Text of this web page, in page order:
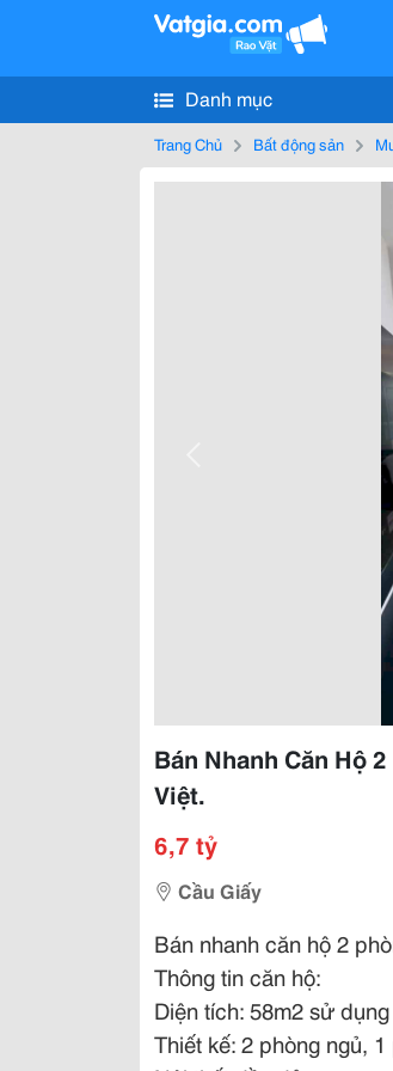
Danh mục
Trang Chủ Bất động sản
Bán Nhanh Căn Hộ
Việt.
6,7 tỷ
Cầu Giấy
Bán nhanh căn hộ 2
Thông tin căn hộ:
Diện tích: 58m2 sử dụng
Thiết kế: 2 phòng ngủ,